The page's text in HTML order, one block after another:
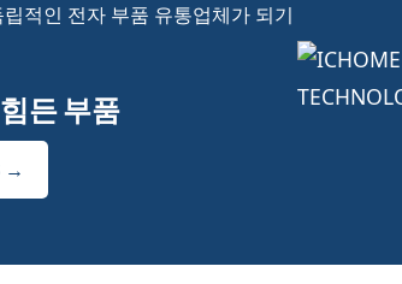
적인 전자 부품 유통업체가 되기
든 부품
→